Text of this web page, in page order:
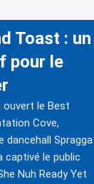
Toast : un
pour le
ouvert le Best
Cove,
Spragga
captivé le public
Nuh Ready Yet